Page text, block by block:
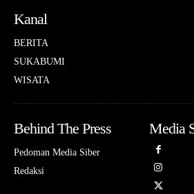
Kanal
BERITA
SUKABUMI
WISATA
Behind The Press
Pedoman Media Siber
Redaksi
Media